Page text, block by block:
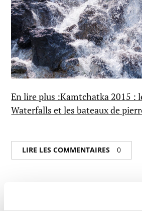
En lire plus :Kamtchatka 2015 :
Waterfalls et les bateaux de
LIRE LES COMMENTAIRES 0